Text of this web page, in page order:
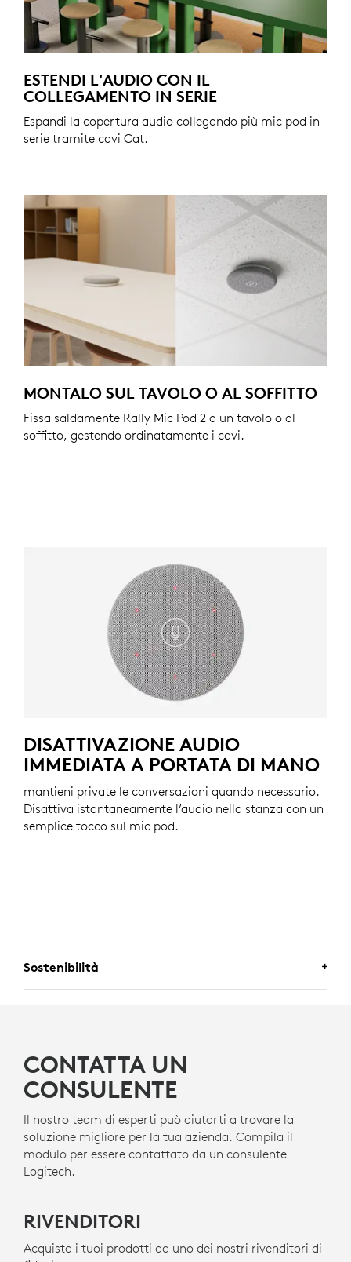
ESTENDI L'AUDIO CON IL
COLLEGAMENTO IN SERIE
Espandi la copertura audio collegando più mic pod in
serie tramite cavi Cat.
MONTALO SUL TAVOLO O AL SOFFITTO
Fissa saldamente Rally Mic Pod 2 a un tavolo o al
soffitto, gestendo ordinatamente i cavi.
DISATTIVAZIONE AUDIO
IMMEDIATA A PORTATA DI MANO
mantieni private le conversazioni quando necessario.
Disattiva istantaneamente l’audio nella stanza con un
semplice tocco sul mic pod.
Sostenibilità
Logitech si impegna a creare un mondo più
sostenibile. Stiamo lavorando attivamente per ridurre
al minimo il nostro impatto ambientale e accelerare il
ritmo del cambiamento sociale.
REALIZZATO CON NEXT LIFE
Le parti in plastica di Rally Mic Pod 2 includono
almeno il 58% di plastica riciclata post-consumo
certificata per dare una nuova vita ai materiali plastici
CONTATTA UN
CONSULENTE
Il nostro team di esperti può aiutarti a trovare la
soluzione migliore per la tua azienda. Compila il
modulo per essere contattato da un consulente
Logitech.
RIVENDITORI
Acquista i tuoi prodotti da uno dei nostri rivenditori di